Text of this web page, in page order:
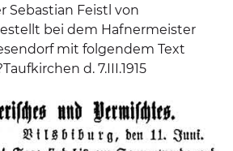
Sebastian Feistl von
bei dem Hafnermeister
mit folgendem Text
d. 7.III.1915